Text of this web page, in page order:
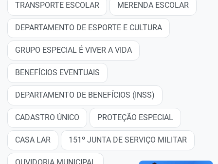
TRANSPORTE ESCOLAR MERENDA ESCOLAR
DEPARTAMENTO DE ESPORTE E CULTURA
GRUPO ESPECIAL É VIVER A VIDA
BENEFÍCIOS EVENTUAIS
DEPARTAMENTO DE BENEFÍCIOS (INSS)
CADASTRO ÚNICO PROTEÇÃO ESPECIAL
CASA LAR 151º JUNTA DE SERVIÇO MILITAR